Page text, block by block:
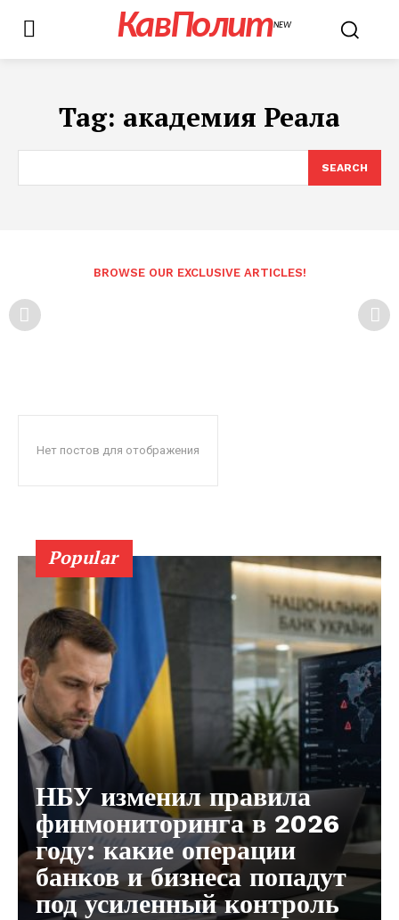
КавПолитNEW
Tag: академия Реала
SEARCH
BROWSE OUR EXCLUSIVE ARTICLES!
Нет постов для отображения
Popular
НБУ изменил правила
финмониторинга в 2026
году: какие операции
банков и бизнеса попадут
под усиленный контроль